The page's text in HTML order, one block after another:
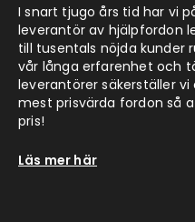
I snart tjugo års tid har vi
leverantör av hjälpfordon
till tusentals nöjda kunder
vår långa erfarenhet och
leverantörer säkerställer
mest prisvärda fordon så
pris!
Läs mer här